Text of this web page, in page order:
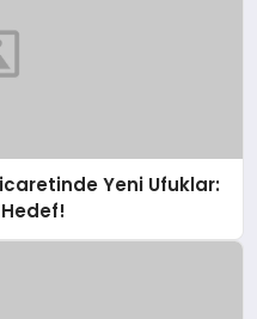
Yeni Ufuklar:
Hedef!